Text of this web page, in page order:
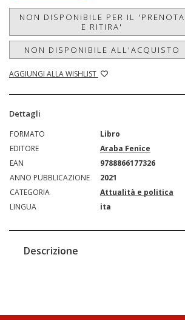
NON DISPONIBILE PER IL 'PRENOTA
E RITIRA'
NON DISPONIBILE ALL'ACQUISTO
AGGIUNGI ALLA WISHLIST
Dettagli
FORMATO
Libro
EDITORE
Araba Fenice
EAN
9788866177326
ANNO PUBBLICAZIONE
2021
CATEGORIA
Attualità e politica
LINGUA
ita
Descrizione